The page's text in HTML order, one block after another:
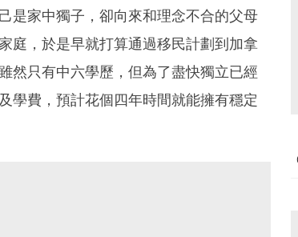
是家中獨子，卻向來和理念不合的父母
庭，於是早就打算通過移民計劃到加拿
然只有中六學歷，但為了盡快獨立已經
學費，預計花個四年時間就能擁有穩定